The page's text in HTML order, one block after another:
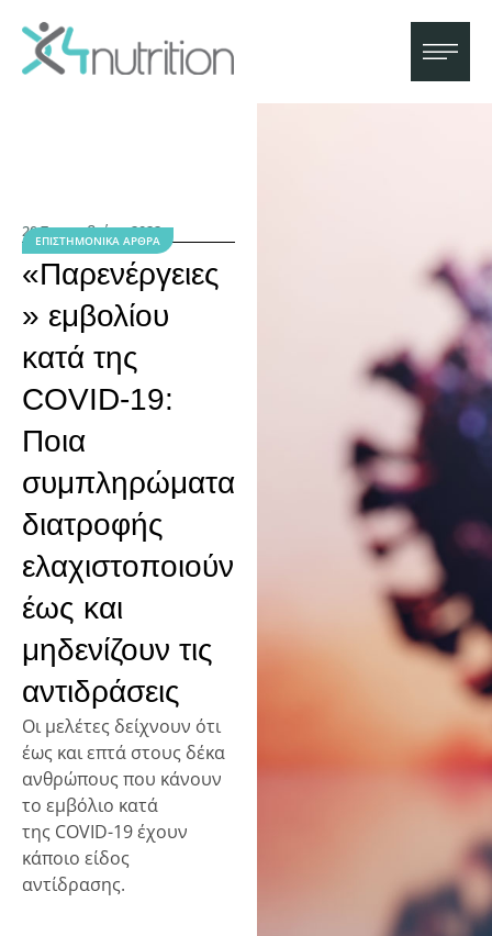
20 Σεπτεμβρίου 2022
ΕΠΙΣΤΗΜΟΝΙΚΆ ΆΡΘΡΑ
«Παρενέργειες
» εμβολίου
κατά της
COVID-19:
Ποια
συμπληρώματα
διατροφής
ελαχιστοποιούν
έως και
μηδενίζουν τις
αντιδράσεις
Οι μελέτες δείχνουν ότι
έως και επτά στους δέκα
ανθρώπους που κάνουν
το εμβόλιο κατά
της COVID-19 έχουν
κάποιο είδος
αντίδρασης.